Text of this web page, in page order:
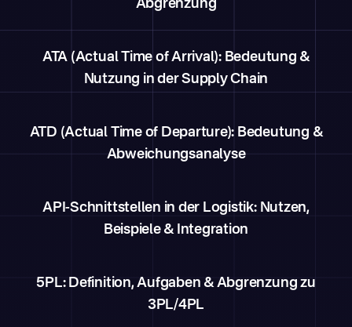
Abgrenzung
ATA (Actual Time of Arrival): Bedeutung &
Nutzung in der Supply Chain
ATD (Actual Time of Departure): Bedeutung &
Abweichungsanalyse
API-Schnittstellen in der Logistik: Nutzen,
Beispiele & Integration
5PL: Definition, Aufgaben & Abgrenzung zu
3PL/4PL